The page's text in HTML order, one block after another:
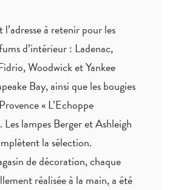
l’adresse à retenir pour les
d’intérieur : Ladenac,
Woodwick et Yankee
Bay, ainsi que les bougies
« L’Echoppe
Les lampes Berger et Ashleigh
la sélection.
de décoration, chaque
réalisée à la main, a été